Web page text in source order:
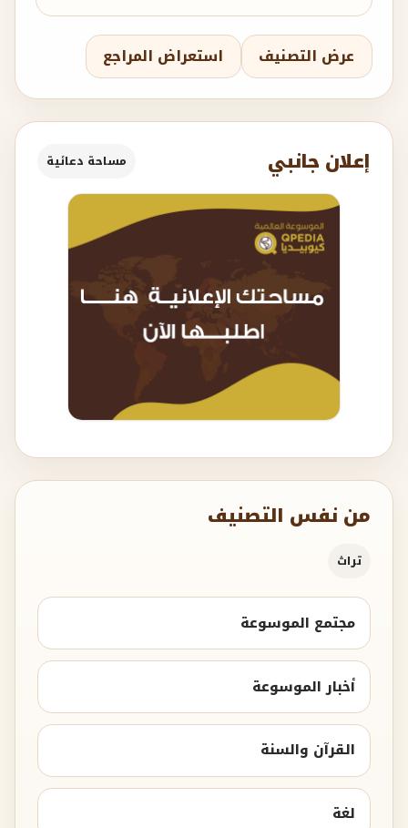
عرض التصنيف استعراض المراجع
إعلان جانبي مساحة دعائية
من نفس التصنيف
تراث
مجتمع الموسوعة
أخبار الموسوعة
القرآن والسنة
لغة